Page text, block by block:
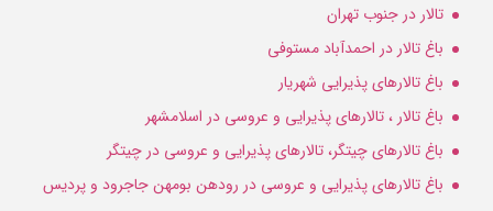
تالار در جنوب تهران
باغ تالار در احمدآباد مستوفی
باغ تالارهای پذیرایی شهریار
باغ تالار ، تالارهای پذیرایی و عروسی در اسلامشهر
باغ تالارهای چیتگر، تالارهای پذیرایی و عروسی در چیتگر
باغ تالارهای پذیرایی و عروسی در رودهن بومهن جاجرود و پردیس